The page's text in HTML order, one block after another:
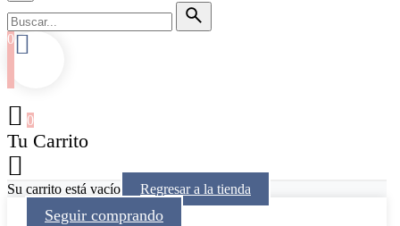
0
0
Tu Carrito
Su carrito está vacío Regresar a la tienda
Seguir comprando